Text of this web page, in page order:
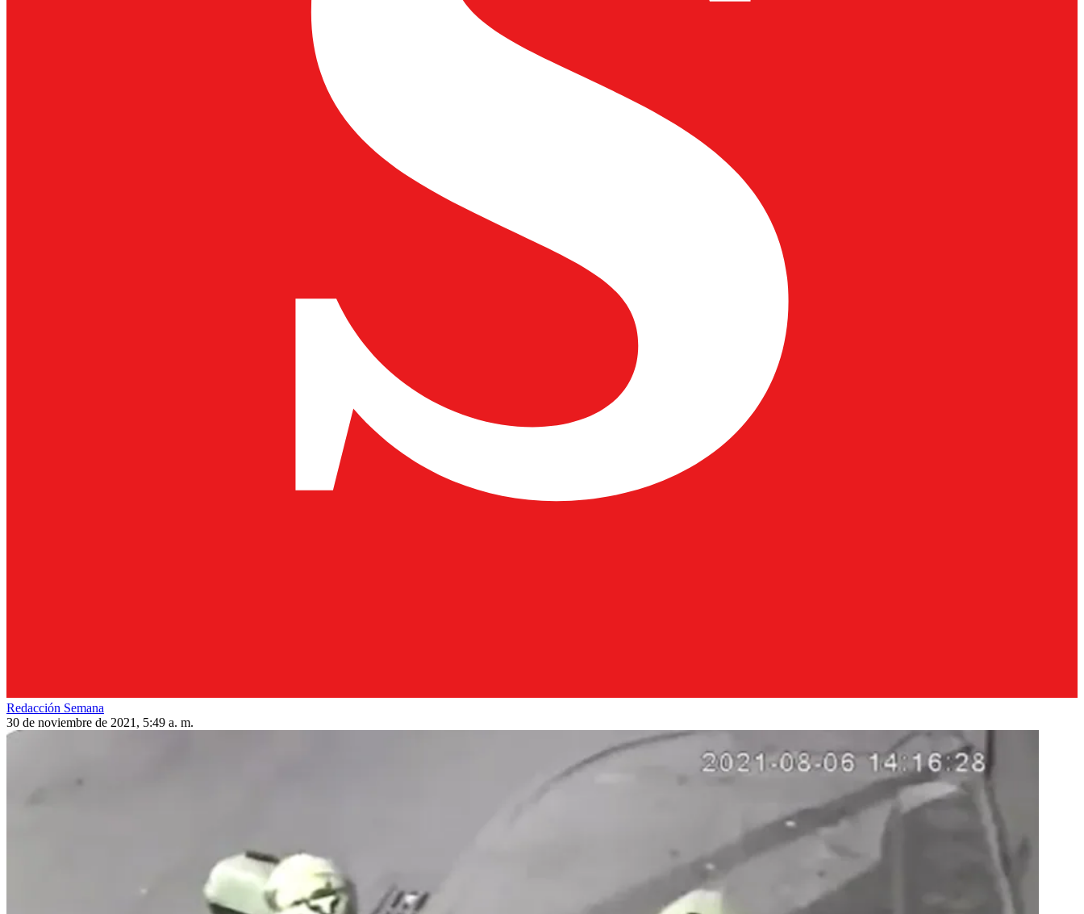
Redacción Semana
30 de noviembre de 2021, 5:49 a. m.